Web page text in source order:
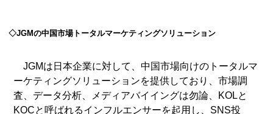
◇JGMの中国市場トータルマーケティングソリューション
JGMは日本企業に対して、中国市場向けのトータルマ
ーケティングソリューションを提供しており、市場調
査、データ分析、メディアバイイングは勿論、KOLと
KOCと呼ばれるインフルエンサーを起用し、SNS投